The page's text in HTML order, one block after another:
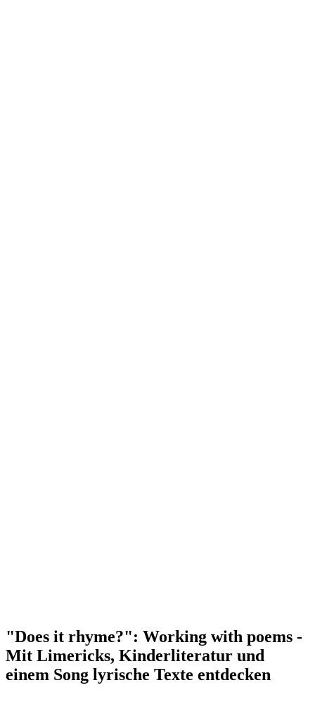
"Does it rhyme?": Working with poems -
Mit Limericks, Kinderliteratur und
einem Song lyrische Texte entdecken